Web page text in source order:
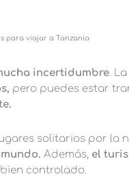
para viajar a Tanzania
incertidumbre.
pero puedes estar
solitarios por la
Además, el
controlado.